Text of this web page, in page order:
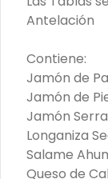
Mortadela
Receta Del
177)
Venta por 1/4 kg.
Antelación
Contiene:
Jamón de
Jamón de
Jamón
Longaniza
Salame
Queso de